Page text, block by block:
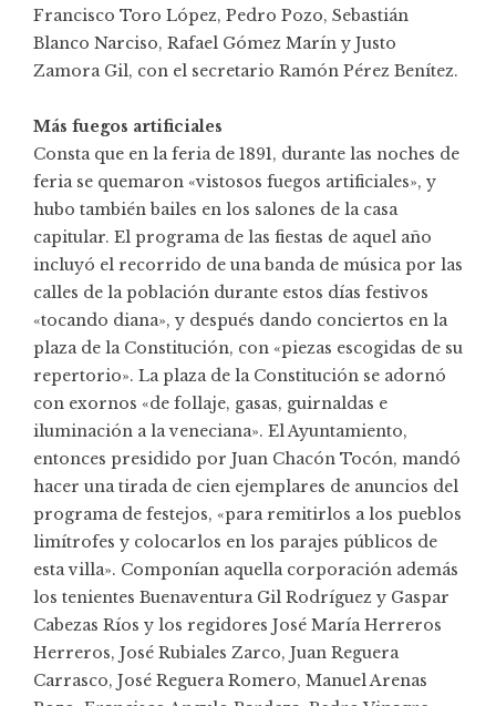
Francisco Toro López, Pedro Pozo, Sebastián
Blanco Narciso, Rafael Gómez Marín y Justo
Zamora Gil, con el secretario Ramón Pérez Benítez.
Más fuegos artificiales
Consta que en la feria de 1891, durante las noches de
feria se quemaron «vistosos fuegos artificiales», y
hubo también bailes en los salones de la casa
capitular. El programa de las fiestas de aquel año
incluyó el recorrido de una banda de música por las
calles de la población durante estos días festivos
«tocando diana», y después dando conciertos en la
plaza de la Constitución, con «piezas escogidas de su
repertorio». La plaza de la Constitución se adornó
con exornos «de follaje, gasas, guirnaldas e
iluminación a la veneciana». El Ayuntamiento,
entonces presidido por Juan Chacón Tocón, mandó
hacer una tirada de cien ejemplares de anuncios del
programa de festejos, «para remitirlos a los pueblos
limítrofes y colocarlos en los parajes públicos de
esta villa». Componían aquella corporación además
los tenientes Buenaventura Gil Rodríguez y Gaspar
Cabezas Ríos y los regidores José María Herreros
Herreros, José Rubiales Zarco, Juan Reguera
Carrasco, José Reguera Romero, Manuel Arenas